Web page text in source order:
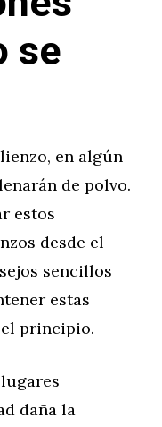
se
en algún
de polvo.
estos
desde el
sencillos
estas
principio.
daña la